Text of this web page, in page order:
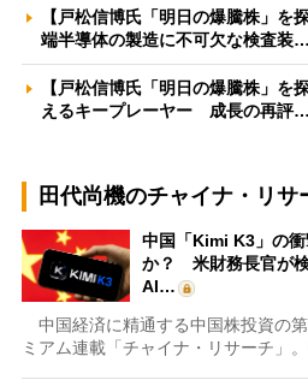
【戸松信博氏「明日の爆騰株」を
端半導体の製造に不可欠な検査装…
【戸松信博氏「明日の爆騰株」を
えるキープレーヤー 成長の再評…
田代尚機のチャイナ・リサ
中国「Kimi K3」の
か？ 米財務長官が
AI…
中国経済に精通する中国株投資の
ミアム連載「チャイナ・リサーチ」